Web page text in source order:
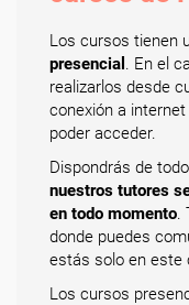
Los cursos tienen
presencial . En el
realizarlos desde
conexión a
poder acceder.
Dispondrás de
nuestros tutores
en todo momento.
donde puedes
estás solo en este
Los cursos